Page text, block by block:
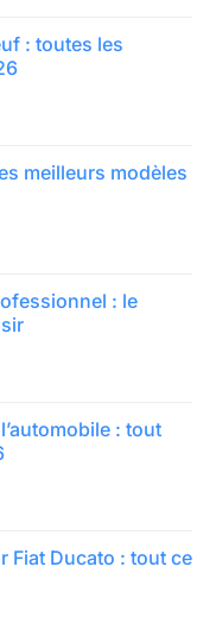
: toutes les
meilleurs modèles
: le
: tout
Fiat Ducato : tout ce